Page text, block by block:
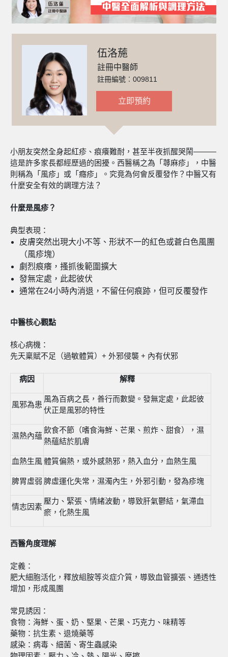
伍洛葹
註冊中醫師
註冊編號︰009811
立即預約
小朋友突然全身起紅疹、痕癢難耐，甚至半夜抓醒哭鬧———
這是許多家長都經歷過的困擾。西醫稱之為「蕁麻疹」，中醫
則稱為「風疹」或「癮疹」。究竟為何會反覆發作？中醫又有
什麼安全有效的調理方法？
什麼是風疹？
典型表現：
皮膚突然出現大小不等、形狀不一的紅色或蒼白色風團
（風疹塊）
劇烈痕癢，搔抓後範圍擴大
發無定處，此起彼伏
通常在24小時內消退，不留任何痕跡，但可反覆發作
中醫核心觀點
核心病機：
先天稟賦不足（過敏體質）+ 外邪侵襲 + 內有伏邪
病因 解釋
風邪為患
風為百病之長，善行而數變。發無定處，此起彼
伏正是風邪的特性
濕熱內蘊
飲食不節（嗜食海鮮、芒果、煎炸、甜食），濕
熱蘊結於肌膚
血熱生風 體質偏熱，或外感熱邪，熱入血分，血熱生風
脾胃虛弱 脾虛運化失常，濕濁內生，外邪引動，發為疹塊
情志因素
壓力、緊張、情緒波動，導致肝氣鬱結，氣滯血
瘀，化熱生風
西醫角度理解
定義：
肥大細胞活化，釋放組胺等炎症介質，導致血管擴張、通透性
增加，形成風團
常見誘因：
食物：海鮮、蛋、奶、堅果、芒果、巧克力、味精等
藥物：抗生素、退燒藥等
感染：病毒、細菌、寄生蟲感染